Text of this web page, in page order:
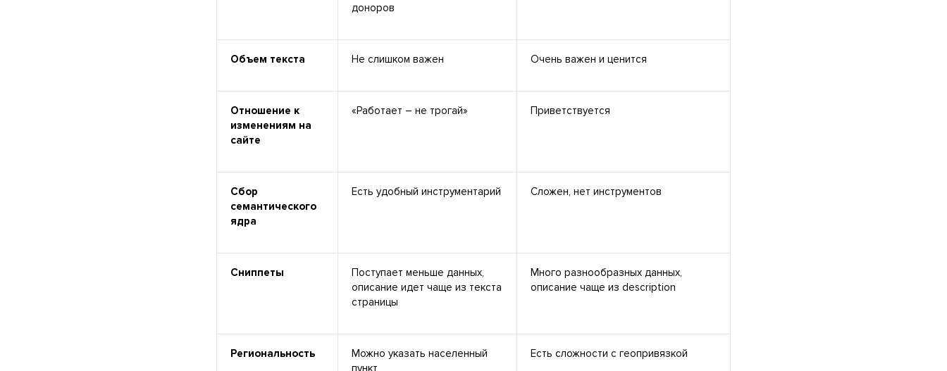
доноров
Объем текста Не слишком важен Очень важен и ценится
Отношение к
изменениям на
сайте
«Работает – не трогай» Приветствуется
Сбор
семантического
ядра
Есть удобный инструментарий Сложен, нет инструментов
Сниппеты
Поступает меньше данных,
описание идет чаще из текста
страницы
Много разнообразных данных,
описание чаще из description
Региональность
Можно указать населенный
пункт
Есть сложности с геопривязкой